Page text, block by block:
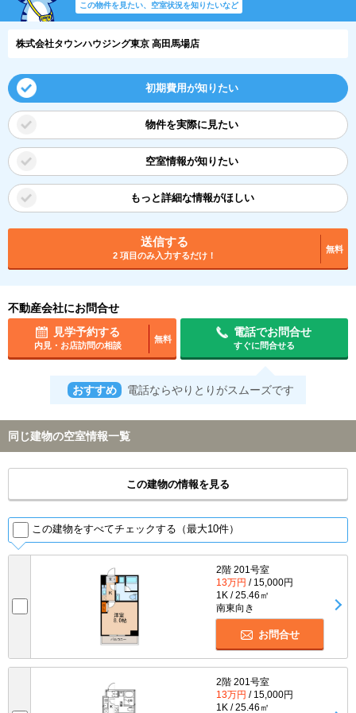
この物件を見たい、空室状況を知りたいなど
株式会社タウンハウジング東京 高田馬場店
初期費用が知りたい
物件を実際に見たい
空室情報が知りたい
もっと詳細な情報がほしい
送信する
2 項目のみ入力するだけ！
無料
不動産会社にお問合せ
見学予約する
内見・お店訪問の相談
無料
電話でお問合せ
すぐに問合せる
おすすめ 電話ならやりとりがスムーズです
同じ建物の空室情報一覧
この建物の情報を見る
この建物をすべてチェックする（最大10件）
2階 201号室
13万円 / 15,000円
1K / 25.46㎡
南東向き
お問合せ
2階 201号室
13万円 / 15,000円
1K / 25.46㎡